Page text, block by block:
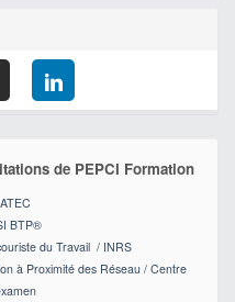
de PEPCI Formation
BTP®
du Travail / INRS
à Proximité des Réseau / Centre